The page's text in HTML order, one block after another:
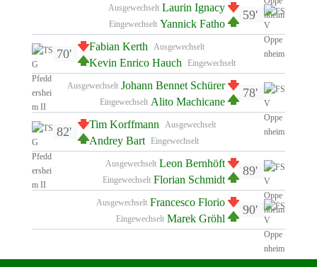
59'
Ausgewechselt Laurin Ignacy
Eingewechselt Yannick Fatho
Ausgewechselt
Fabian Kerth
Eingewechselt
Kevin Enrico Hauch
70'
78'
Ausgewechselt Johann Bennet Schürer
Eingewechselt Alito Machicane
Ausgewechselt
Tim Korffmann
Eingewechselt
Andrey Bart
82'
89'
Ausgewechselt Leon Bernhöft
Eingewechselt Florian Schmidt
90'
Ausgewechselt Francesco Florio
Eingewechselt Marek Gröhl